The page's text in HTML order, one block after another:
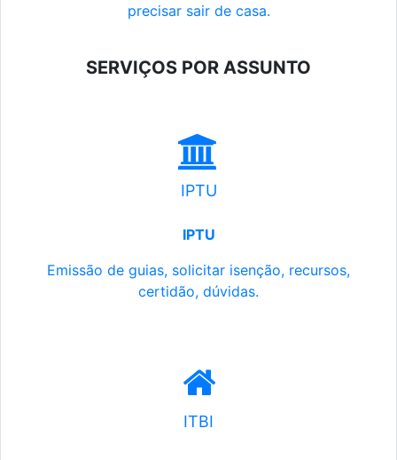
precisar sair de casa.
SERVIÇOS POR ASSUNTO
IPTU
IPTU
Emissão de guias, solicitar isenção, recursos,
certidão, dúvidas.
ITBI